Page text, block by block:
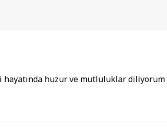
huzur ve mutluluklar diliyorum